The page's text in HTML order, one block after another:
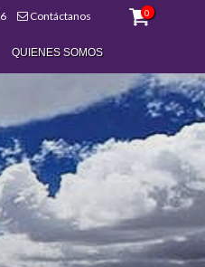
Contáctanos 0
QUIENES SOMOS